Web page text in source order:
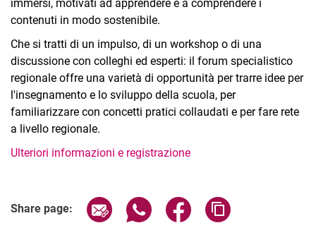
immersi, motivati ad apprendere e a comprendere i
contenuti in modo sostenibile.
Che si tratti di un impulso, di un workshop o di una
discussione con colleghi ed esperti: il forum specialistico
regionale offre una varietà di opportunità per trarre idee per
l'insegnamento e lo sviluppo della scuola, per
familiarizzare con concetti pratici collaudati e per fare rete
a livello regionale.
Ulteriori informazioni e registrazione
Share page: Share page via email
Share page via WhatsApp
Share page via